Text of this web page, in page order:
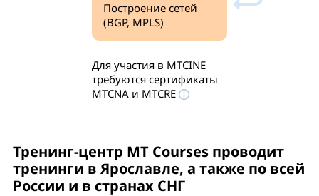
Построение сетей
(BGP, MPLS)
Для участия в MTCINE
требуются сертификаты
MTCNA и MTCRE
Тренинг-центр MT Courses проводит
тренинги в Ярославле, а также по всей
России и в странах СНГ